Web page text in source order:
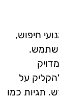
חיפוש,
על
תגיות כמו